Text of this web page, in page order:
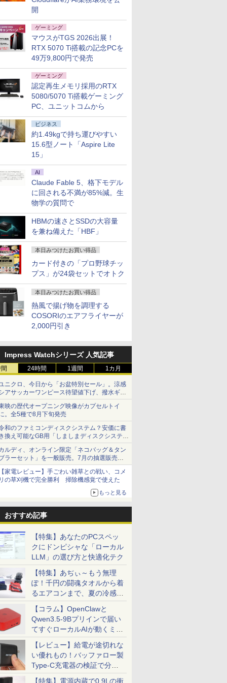
開
ゲーミング
マウスがTGS 2026出展！
RTX 5070 Ti搭載の記念PCを
49万9,800円で発売
ゲーミング
認定再生メモリ採用のRTX
5080/5070 Ti搭載ゲーミング
PC、ユニットコムから
ビジネス
約1.49kgで持ち運びやすい
15.6型ノート「Aspire Lite
15」
AI
Claude Fable 5、格下モデル
に回される不満が85%減。生
物学の質問で
HBMの速さとSSDの大容量
を兼ね備えた「HBF」
本日みつけたお買い得品
カード付きの「プロ野球チッ
プス」が24袋セットでオトク
本日みつけたお買い得品
熱風で揚げ物を調理する
COSORIのエアフライヤーが
2,000円引き
Impress Watchシリーズ 人気記事
24時間 1週間 1カ月
ニクロ、今日から「お盆特別セール」。涼感
アサッカーワンピース待望値下げ、撥水ギア
ョーツは1990円に
映の歴代オープニング映像がカプセルトイ
。全5種で8月下旬発売
和のファミコンディスクシステム？安価に書
換え可能なGB用「しましまディスクシステ
」
ルディ、オンライン限定「ネコバッグ＆タン
ラーセット」を一般販売。7月の抽選販売の
選無効分
家電レビュー】手ごわい雑草との戦い、コメ
の草刈機で完全勝利 掃除機感覚で使えた
もっと見る
おすすめ記事
【特集】あなたのPCスペッ
クにドンピシャな「ローカル
LLM」の選び方と快適化テク
【特集】あぢぃ～もう無理
ぽ！千円の闘魂タオルから着
るエアコンまで、夏の冷感グ
ッズ一挙紹介
【コラム】OpenClawと
Qwen3.5-9Bプリインで届い
てすぐローカルAIが動くミニ
PC「SER9 Pro」
【レビュー】給電が途切れな
い優れもの！バッファロー製
Type-C充電器の検証で分か
ったこと
【特集】電源内蔵で0.9Lの衝